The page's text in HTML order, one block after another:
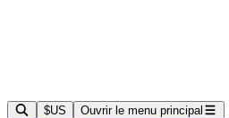
$US Ouvrir le menu principal